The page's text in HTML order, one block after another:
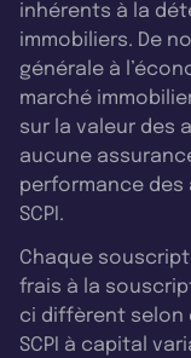
inhérents à la
immobiliers. De
générale à
marché
sur la valeur des
aucune
performance des
SCPI.
Chaque
frais à la
ci diffèrent selon
SCPI à capital